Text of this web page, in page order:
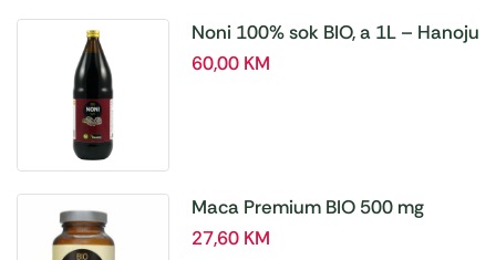
Noni 100% sok BIO, a 1L – Hanoju
60,00 KM
Maca Premium BIO 500 mg
tablete, a180 tbl – Hanoju
27,60 KM